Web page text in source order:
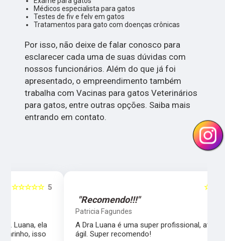
Médicos especialista para gatos
Testes de fiv e felv em gatos
Tratamentos para gato com doenças crônicas
Por isso, não deixe de falar conosco para
esclarecer cada uma de suas dúvidas com
nossos funcionários. Além do que já foi
apresentado, o empreendimento também
trabalha com Vacinas para gatos Veterinários
para gatos, entre outras opções. Saiba mais
entrando em contato.
"Recomendo!!!"
Patricia Fagundes
A Dra Luana é uma super profissional, atenciosa e
ágil. Super recomendo!